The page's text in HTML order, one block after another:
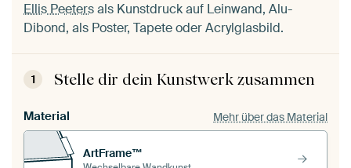
Ellis Peetersals Kunstdruck auf Leinwand, Alu-
Dibond, als Poster, Tapete oder Acrylglasbild.
1 Stelle dir dein Kunstwerk zusammen
Material Mehr über das Material
ArtFrame™